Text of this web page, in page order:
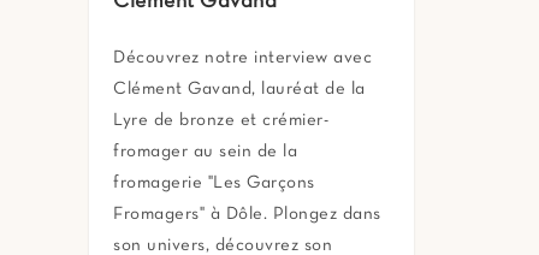
Découvrez notre interview avec
Clément Gavand, lauréat de la
Lyre de bronze et crémier-
fromager au sein de la
fromagerie "Les Garçons
Fromagers" à Dôle. Plongez dans
son univers, découvrez son